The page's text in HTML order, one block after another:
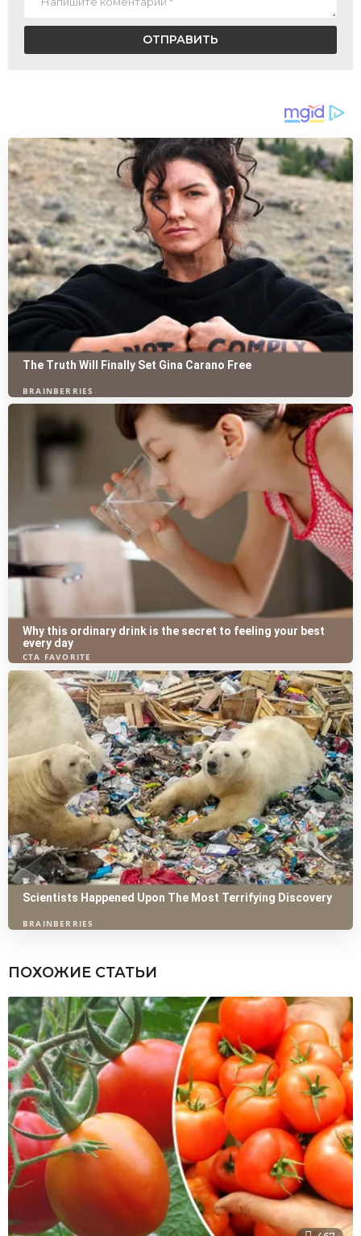
ПОХОЖИЕ СТАТЬИ